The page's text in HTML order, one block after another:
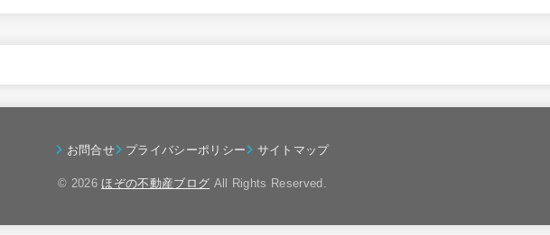
お問合せ プライバシーポリシー サイトマップ
© 2026ほぞの不動産ブログ All Rights Reserved.